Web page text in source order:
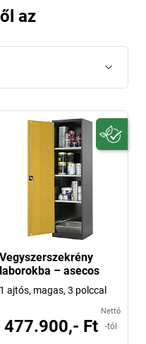
az
Vegyszerszekrény
laborokba – asecos
1 ajtós, magas, 3 polccal
Nettó
477.900,- Ft -tól